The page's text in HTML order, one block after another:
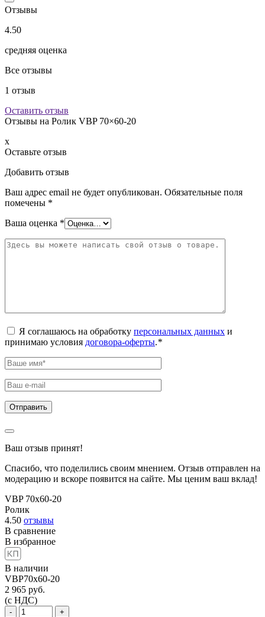
Отзывы
4.50
средняя оценка
Все отзывы
1 отзыв
Оставить отзыв
Отзывы на Ролик VBP 70×60-20
x
Оставьте отзыв
Добавить отзыв
Ваш адрес email не будет опубликован. Обязательные поля
помечены *
Ваша оценка *
Я соглашаюсь на обработку персональных данных и
принимаю условия договора-оферты.*
Ваш отзыв принят!
Спасибо, что поделились своим мнением. Отзыв отправлен на
модерацию и вскоре появится на сайте. Мы ценим ваш вклад!
VBP 70x60-20
Ролик
4.50 отзывы
В сравнение
В избранное
В наличии
VBP70x60-20
2 965 руб.
(с НДС)
- +